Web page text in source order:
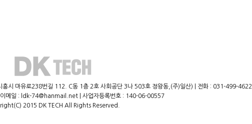
흥시 마유로238번길 112. C동 1층 2호 사회공단 3나 503호 정왕동,(주)일산) | 전화 : 031-499-4622
메일 : ldk-74@hanmail.net | 사업자등록번호 : 140-06-00557
2015 DK TECH All Rights Reserved.